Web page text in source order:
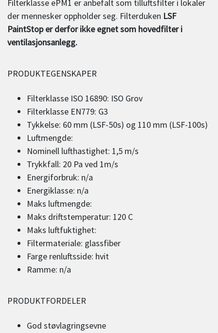
Filterklasse ePM1 er anbefalt som tilluftsfilter i lokaler
der mennesker oppholder seg. Filterduken LSF
PaintStop er derfor ikke egnet som hovedfilter i
ventilasjonsanlegg.
PRODUKTEGENSKAPER
Filterklasse ISO 16890: ISO Grov
Filterklasse EN779: G3
Tykkelse: 60 mm (LSF-50s) og 110 mm (LSF-100s)
Luftmengde:
Nominell lufthastighet: 1,5 m/s
Trykkfall: 20 Pa ved 1m/s
Energiforbruk: n/a
Energiklasse: n/a
Maks luftmengde:
Maks driftstemperatur: 120 C
Maks luftfuktighet:
Filtermateriale: glassfiber
Farge renluftsside: hvit
Ramme: n/a
PRODUKTFORDELER
God støvlagringsevne